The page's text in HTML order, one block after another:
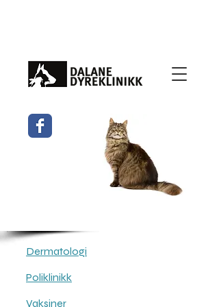
Dermatologi
Poliklinikk
Vaksiner